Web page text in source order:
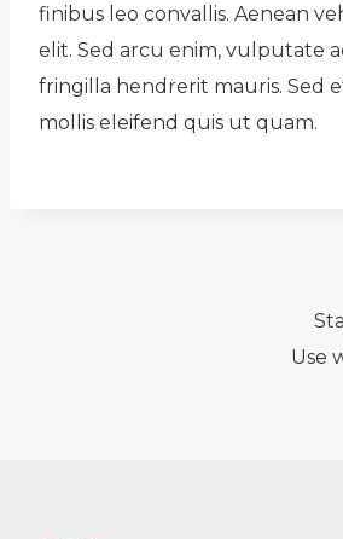
finibus leo convallis. Aenean
elit. Sed arcu enim, vulputate
fringilla hendrerit mauris. Sed
mollis eleifend quis ut quam.
Use